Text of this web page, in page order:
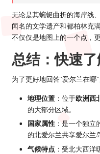
无论是其蜿蜒曲折的海岸线
闻名的文学遗产和都柏林充
不仅仅是地图上的一个点，
总结：快速
为了更好地回答“爱尔兰在哪
地理位置 ：位于欧洲西
的大部分区域。
国家属性 ：是一个独立
的北爱尔兰共享爱尔兰
气候特点 ：受北大西